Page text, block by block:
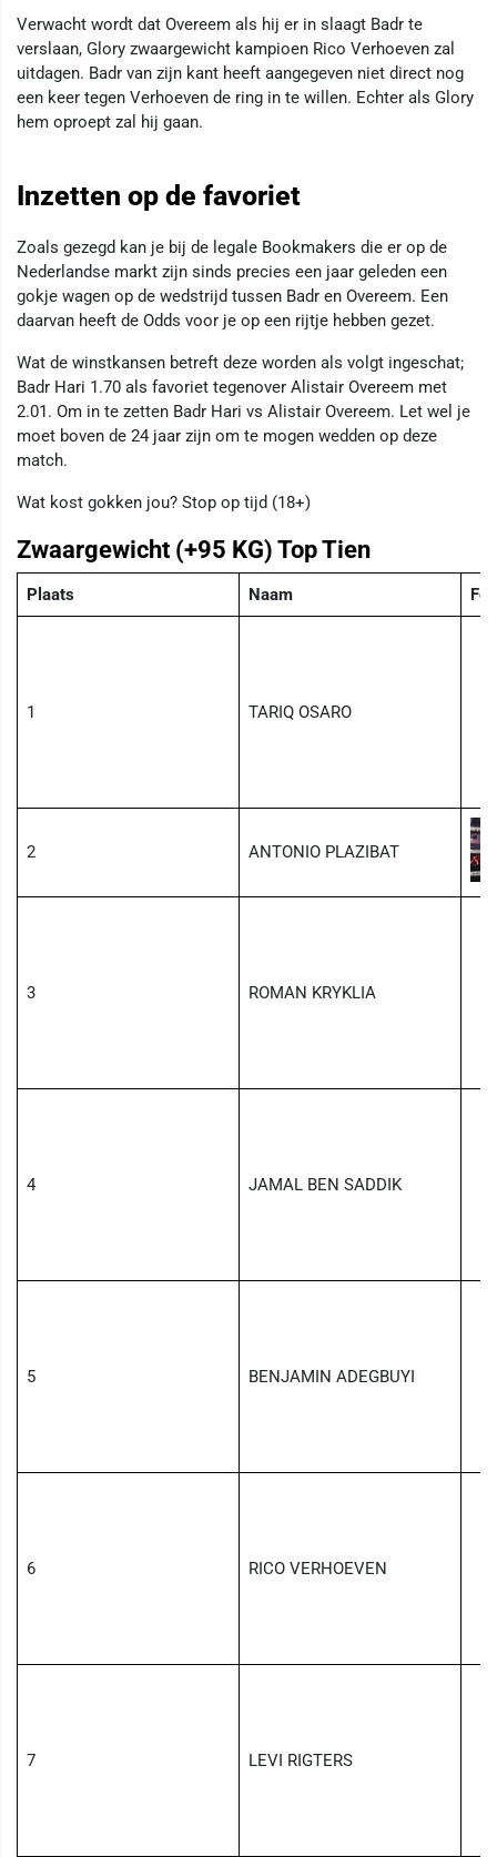
Verwacht wordt dat Overeem als hij er in slaagt Badr te
verslaan, Glory zwaargewicht kampioen Rico Verhoeven zal
uitdagen. Badr van zijn kant heeft aangegeven niet direct nog
een keer tegen Verhoeven de ring in te willen. Echter als Glory
hem oproept zal hij gaan.
Inzetten op de favoriet
Zoals gezegd kan je bij de legale Bookmakers die er op de
Nederlandse markt zijn sinds precies een jaar geleden een
gokje wagen op de wedstrijd tussen Badr en Overeem. Een
daarvan heeft de Odds voor je op een rijtje hebben gezet.
Wat de winstkansen betreft deze worden als volgt ingeschat;
Badr Hari 1.70 als favoriet tegenover Alistair Overeem met
2.01. Om in te zetten Badr Hari vs Alistair Overeem. Let wel je
moet boven de 24 jaar zijn om te mogen wedden op deze
match.
Wat kost gokken jou? Stop op tijd (18+)
Zwaargewicht (+95 KG) Top Tien
Plaats Naam
1 TARIQ OSARO
2 ANTONIO PLAZIBAT
3 ROMAN KRYKLIA
4 JAMAL BEN SADDIK
5 BENJAMIN ADEGBUYI
6 RICO VERHOEVEN
7 LEVI RIGTERS